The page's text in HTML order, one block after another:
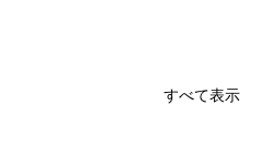
すべて表示